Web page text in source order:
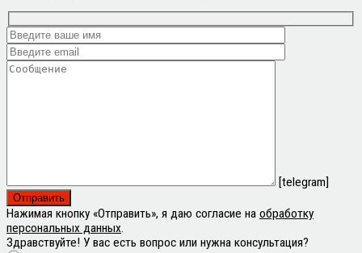
[telegram]
Нажимая кнопку «Отправить», я даю согласие на обработку
персональных данных.
Здравствуйте! У вас есть вопрос или нужна консультация?